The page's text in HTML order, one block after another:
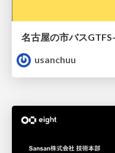
usanchuu